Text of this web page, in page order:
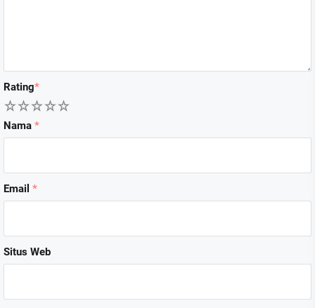
Rating*
5
4
3
2
Nama *
Email *
Situs Web